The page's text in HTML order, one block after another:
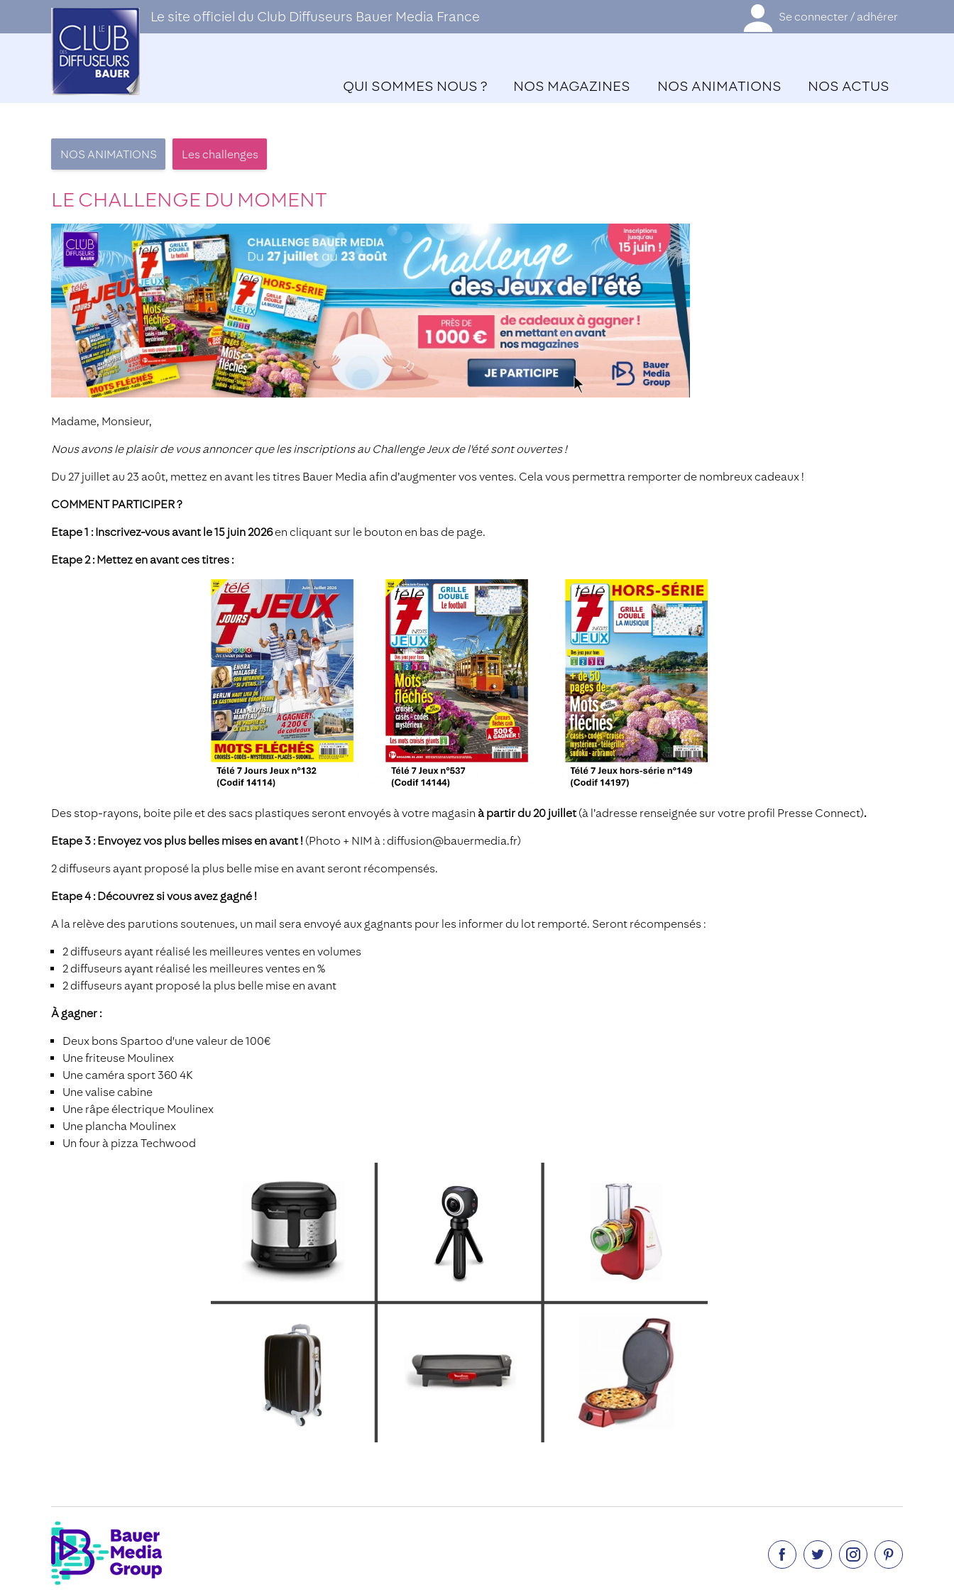
Le site officiel du Club Diffuseurs Bauer Media France Se connecter / adhérer
QUI SOMMES NOUS ? NOS MAGAZINES NOS ANIMATIONS NOS ACTUS
NOS ANIMATIONS Les challenges
LE CHALLENGE DU MOMENT
Madame, Monsieur,
Nous avons le plaisir de vous annoncer que les inscriptions au Challenge Jeux de l'été sont ouvertes !
Du 27 juillet au 23 août, mettez en avant les titres Bauer Media afin d’augmenter vos ventes. Cela vous permettra remporter de nombreux cadeaux !
COMMENT PARTICIPER ?
Etape 1 : Inscrivez-vous avant le 15 juin 2026en cliquant sur le bouton en bas de page.
Etape 2 : Mettez en avant ces titres :
Des stop-rayons, boite pile et des sacs plastiques seront envoyés à votre magasin à partir du 20 juillet (à l’adresse renseignée sur votre profil Presse Connect).
Etape 3 : Envoyez vos plus belles mises en avant ! (Photo + NIM à : diffusion@bauermedia.fr)
2 diffuseurs ayant proposé la plus belle mise en avant seront récompensés.
Etape 4 : Découvrez si vous avez gagné !
A la relève des parutions soutenues, un mail sera envoyé aux gagnants pour les informer du lot remporté. Seront récompensés :
2 diffuseurs ayant réalisé les meilleures ventes en volumes
2 diffuseurs ayant réalisé les meilleures ventes en %
2 diffuseurs ayant proposé la plus belle mise en avant ​​​​​
À gagner :
Deux bons Spartoo d'une valeur de 100€
Une friteuse Moulinex
Une caméra sport 360 4K
Une valise cabine
Une râpe électrique Moulinex
Une plancha Moulinex
Un four à pizza Techwood
   